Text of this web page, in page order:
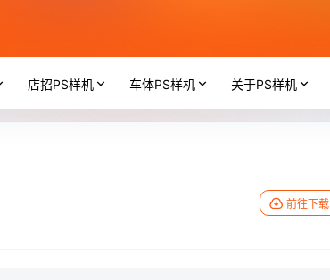
店招PS样机 车体PS样机 关于PS样机
前往下载